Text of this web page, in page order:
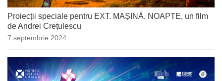
Proiecții speciale pentru EXT. MAȘINĂ. NOAPTE, un film
de Andrei Crețulescu
7 septembrie 2024